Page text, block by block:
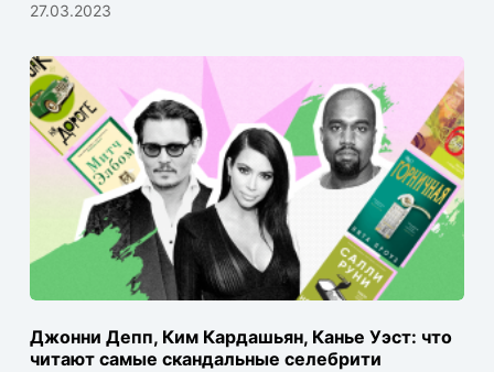
27.03.2023
Джонни Депп, Ким Кардашьян, Канье Уэст: что
читают самые скандальные селебрити